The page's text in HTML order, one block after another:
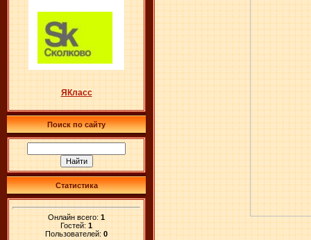
ЯКласс
Поиск по сайту
Статистика
Онлайн всего: 1
Гостей: 1
Пользователей: 0